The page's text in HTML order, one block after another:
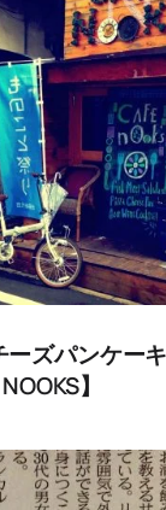
ズパンケー
】